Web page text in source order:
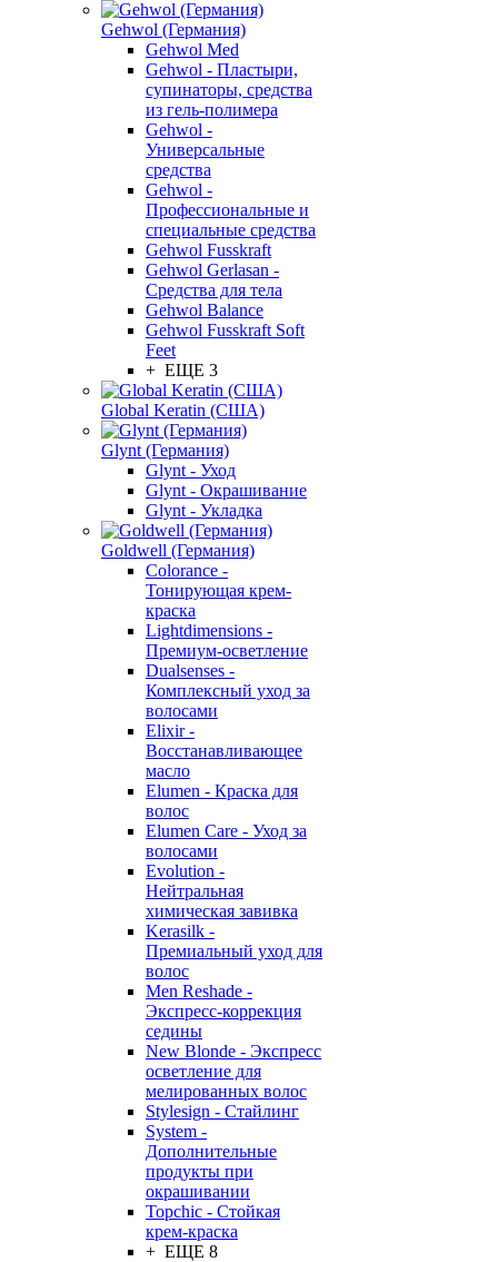
Gehwol (Германия)
Gehwol Med
Gehwol - Пластыри,
супинаторы, средства
из гель-полимера
Gehwol -
Универсальные
средства
Gehwol -
Профессиональные и
специальные средства
Gehwol Fusskraft
Gehwol Gerlasan -
Средства для тела
Gehwol Balance
Gehwol Fusskraft Soft
Feet
+ ЕЩЕ 3
Global Keratin (США)
Glynt (Германия)
Glynt - Уход
Glynt - Окрашивание
Glynt - Укладка
Goldwell (Германия)
Colorance -
Тонирующая крем-
краска
Lightdimensions -
Премиум-осветление
Dualsenses -
Комплексный уход за
волосами
Elixir -
Восстанавливающее
масло
Elumen - Краска для
волос
Elumen Care - Уход за
волосами
Evolution -
Нейтральная
химическая завивка
Kerasilk -
Премиальный уход для
волос
Men Reshade -
Экспресс-коррекция
седины
New Blonde - Экспресс
осветление для
мелированных волос
Stylesign - Стайлинг
System -
Дополнительные
продукты при
окрашивании
Topchic - Стойкая
крем-краска
+ ЕЩЕ 8